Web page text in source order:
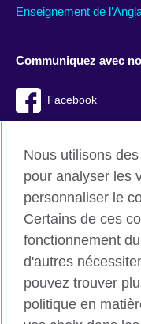
Enseignement de
Communiquez avec
Facebook
British Council Global
Confidentialité et
Cookies
Plan du site
Nous utilisons
pour analyser les
personnaliser le
Certains de ces
fonctionnement
d'autres
pouvez trouver
politique en